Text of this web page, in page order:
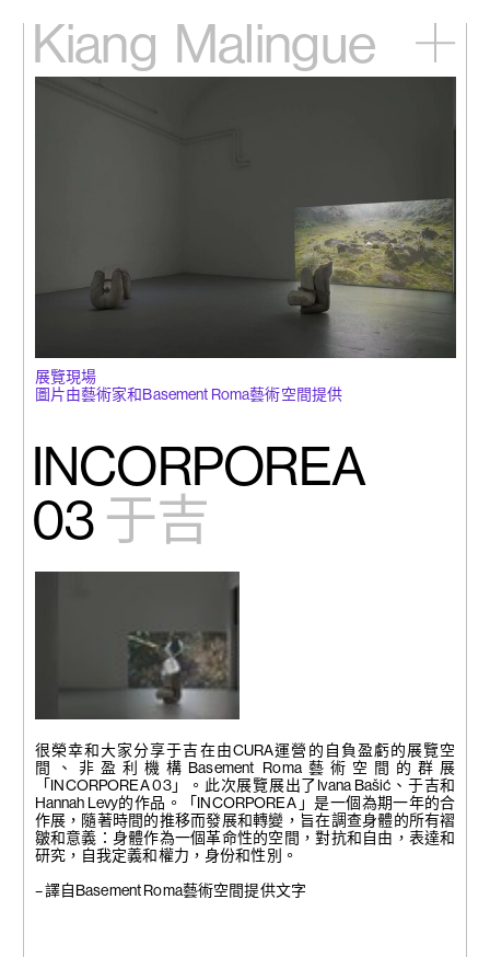
Kiang Malingue
主頁
English
很榮幸和大家分享于吉在由CURA運營的自負盈虧的展覽空
間、非盈利機構Basement Roma藝術空間的群展
「INCORPOREA 03」。此次展覽展出了Ivana Bašić、于吉和
Hannah Levy的作品。「INCORPOREA 」是一個為期一年的合
作展，隨著時間的推移而發展和轉變，旨在調查身體的所有褶
皺和意義：身體作為一個革命性的空間，對抗和自由，表達和
研究，自我定義和權力，身份和性別。
– 譯自Basement Roma藝術空間提供文字
INCORPOREA
03 于吉
展覽現場
圖片由藝術家和Basement Roma藝術空間提供
圖片由藝術家和Basement
Roma藝術空間提供